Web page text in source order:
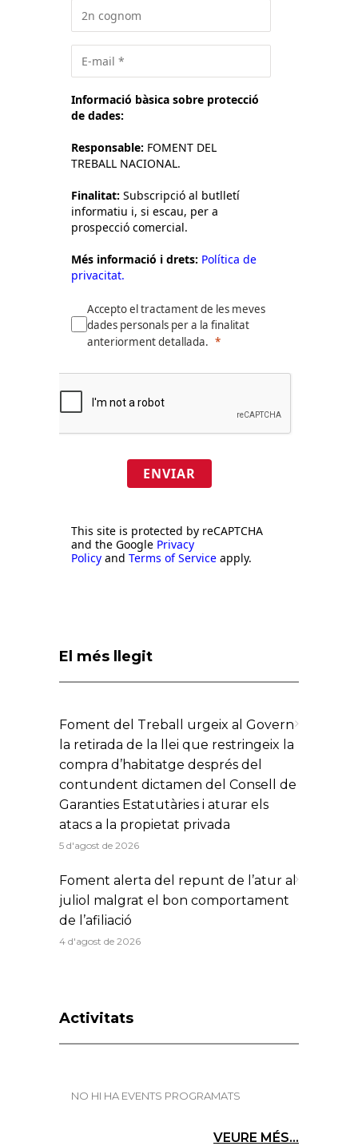
Informació bàsica sobre protecció
de dades:
Responsable: FOMENT DEL
TREBALL NACIONAL.
Finalitat: Subscripció al butlletí
informatiu i, si escau, per a
prospecció comercial.
Més informació i drets: Política de
privacitat.
Accepto el tractament de les meves
dades personals per a la finalitat
anteriorment detallada.
ENVIAR
This site is protected by reCAPTCHA
and the Google Privacy
Policy and Terms of Service apply.
El més llegit
Foment del Treball urgeix al Govern
la retirada de la llei que restringeix la
compra d’habitatge després del
contundent dictamen del Consell de
Garanties Estatutàries i aturar els
atacs a la propietat privada
5 d'agost de 2026
Foment alerta del repunt de l’atur al
juliol malgrat el bon comportament
de l’afiliació
4 d'agost de 2026
Activitats
NO HI HA EVENTS PROGRAMATS
VEURE MÉS...